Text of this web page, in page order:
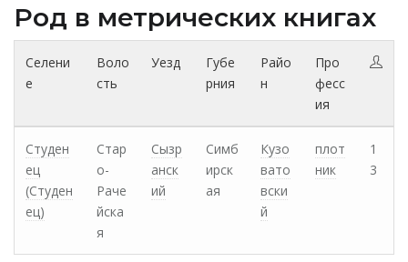
Род в метрических книгах
Селени
е
Воло
сть
Уезд
Губе
рния
Райо
н
Про
фесс
ия
Студен
ец
(Студен
ец)
Стар
о-
Раче
йска
я
Сызр
анск
ий
Симб
ирск
ая
Кузо
вато
вски
й
плот
ник
1
3